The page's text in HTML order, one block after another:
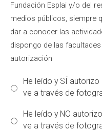
Fundación Esplai y/o del
medios públicos, siempre
dar a conocer las
dispongo de las
autorización
He leído y SÍ
ve a través de
He leído y NO
ve a través de